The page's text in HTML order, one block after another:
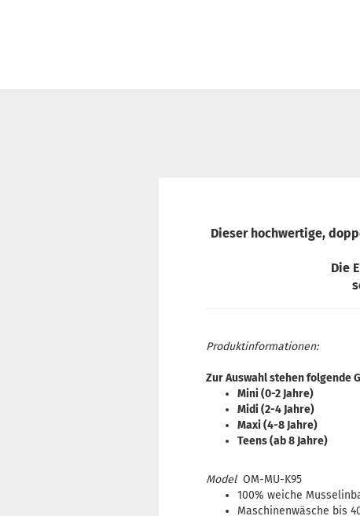
Dieser hochwertige,
Die
Produktinformationen:
Zur Auswahl stehen folgende
Mini (0-2 Jahre)
Midi (2-4 Jahre)
Maxi (4-8 Jahre)
Teens (ab 8 Jahre)
Model OM-MU-K95
100% weiche
​Maschinenwäsche bis